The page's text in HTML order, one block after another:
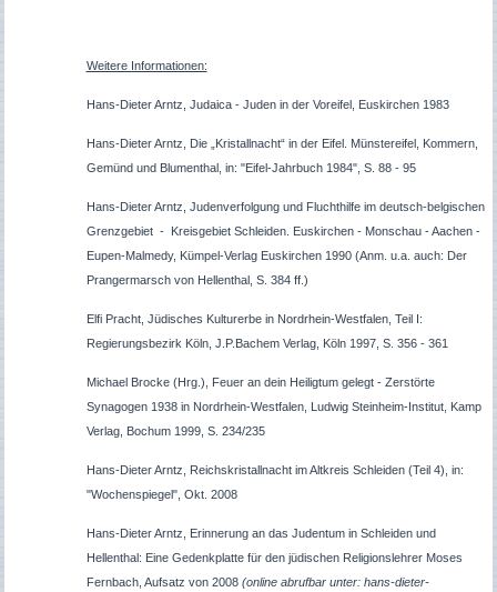
Weitere Informationen:
Hans-Dieter Arntz, Judaica - Juden in der Voreifel, Euskirchen 1983
Hans-Dieter Arntz, Die „Kristallnacht“ in der Eifel. Münstereifel, Kommern,
Gemünd und Blumenthal, in: "Eifel-Jahrbuch 1984", S. 88 - 95
Hans-Dieter Arntz, Judenverfolgung und Fluchthilfe im deutsch-belgischen
Grenzgebiet - Kreisgebiet Schleiden. Euskirchen - Monschau - Aachen -
Eupen-Malmedy, Kümpel-Verlag Euskirchen 1990 (Anm. u.a. auch: Der
Prangermarsch von Hellenthal, S. 384 ff.)
Elfi Pracht, Jüdisches Kulturerbe in Nordrhein-Westfalen, Teil I:
Regierungsbezirk Köln, J.P.Bachem Verlag, Köln 1997, S. 356 - 361
Michael Brocke (Hrg.), Feuer an dein Heiligtum gelegt - Zerstörte
Synagogen 1938 in Nordrhein-Westfalen, Ludwig Steinheim-Institut, Kamp
Verlag, Bochum 1999, S. 234/235
Hans-Dieter Arntz, Reichskristallnacht im Altkreis Schleiden (Teil 4), in:
"Wochenspiegel", Okt. 2008
Hans-Dieter Arntz, Erinnerung an das Judentum in Schleiden und
Hellenthal: Eine Gedenkplatte für den jüdischen Religionslehrer Moses
Fernbach, Aufsatz von 2008 (online abrufbar unter: hans-dieter-